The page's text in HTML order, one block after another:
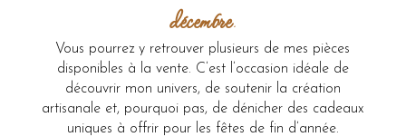
décembre.
Vous pourrez y retrouver plusieurs de mes pièces
disponibles à la vente. C’est l’occasion idéale de
découvrir mon univers, de soutenir la création
artisanale et, pourquoi pas, de dénicher des cadeaux
uniques à offrir pour les fêtes de fin d’année.